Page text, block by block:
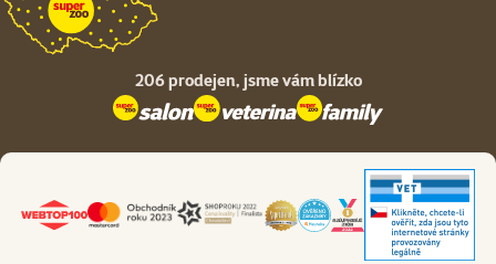
206 prodejen, jsme vám blízko